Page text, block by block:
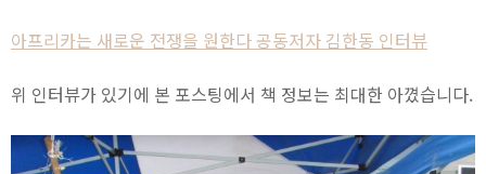
아프리카는 새로운 전쟁을 원한다 공동저자 김한동 인터뷰
위 인터뷰가 있기에 본 포스팅에서 책 정보는 최대한 아꼈습니다.